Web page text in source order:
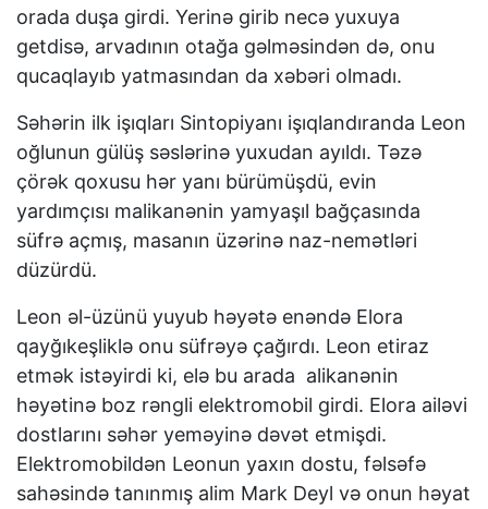
orada duşa girdi. Yerinə girib necə yuxuya
getdisə, arvadının otağa gəlməsindən də, onu
qucaqlayıb yatmasından da xəbəri olmadı.
Səhərin ilk işıqları Sintopiyanı işıqlandıranda Leon
oğlunun gülüş səslərinə yuxudan ayıldı. Təzə
çörək qoxusu hər yanı bürümüşdü, evin
yardımçısı malikanənin yamyaşıl bağçasında
süfrə açmış, masanın üzərinə naz-nemətləri
düzürdü.
Leon əl-üzünü yuyub həyətə enəndə Elora
qayğıkeşliklə onu süfrəyə çağırdı. Leon etiraz
etmək istəyirdi ki, elə bu arada alikanənin
həyətinə boz rəngli elektromobil girdi. Elora ailəvi
dostlarını səhər yeməyinə dəvət etmişdi.
Elektromobildən Leonun yaxın dostu, fəlsəfə
sahəsində tanınmış alim Mark Deyl və onun həyat